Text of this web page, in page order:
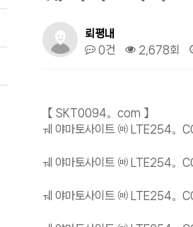
뢰평내
0건
2,678회
【 SKT0094。com 】
ㅞ 야마토사이트 ㈒ LTE254。
ㅞ 야마토사이트 ㈒ LTE254。
ㅞ 야마토사이트 ㈒ LTE254。